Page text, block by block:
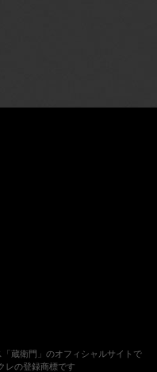
蔵衛門」のオフィシャルサイトで
レの登録商標です